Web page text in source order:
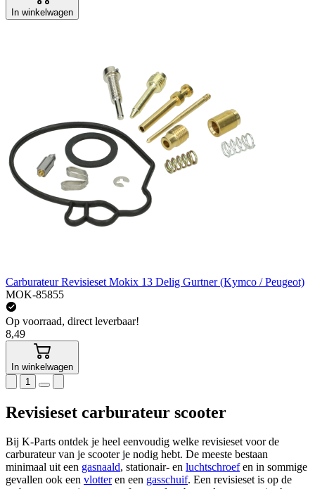
In winkelwagen
Carburateur Revisieset Mokix 13 Delig Gurtner (Kymco / Peugeot)
MOK-85855
Op voorraad, direct leverbaar!
8,49
In winkelwagen
1
Revisieset carburateur scooter
Bij K-Parts ontdek je heel eenvoudig welke revisieset voor de
carburateur van je scooter je nodig hebt. De meeste bestaan
minimaal uit een gasnaald, stationair- en luchtschroefen in sommige
gevallen ook een vlotteren een gasschuif. Een revisieset is op de